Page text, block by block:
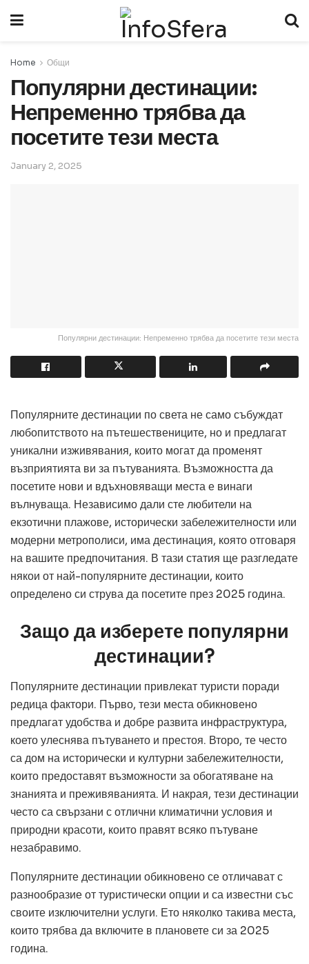
Home Общи
Популярни дестинации:
Непременно трябва да
посетите тези места
January 2, 2025
Популярни дестинации: Непременно трябва да посетите тези места
Популярните дестинации по света не само събуждат
любопитството на пътешествениците, но и предлагат
уникални изживявания, които могат да променят
възприятията ви за пътуванията. Възможността да
посетите нови и вдъхновяващи места е винаги
вълнуваща. Независимо дали сте любители на
екзотични плажове, исторически забележителности или
модерни метрополиси, има дестинация, която отговаря
на вашите предпочитания. В тази статия ще разгледате
някои от най-популярните дестинации, които
определено си струва да посетите през 2025 година.
Защо да изберете популярни
дестинации?
Популярните дестинации привлекат туристи поради
редица фактори. Първо, тези места обикновено
предлагат удобства и добре развита инфраструктура,
което улеснява пътуването и престоя. Второ, те често
са дом на исторически и културни забележителности,
които предоставят възможности за обогатяване на
знанията и преживяванията. И накрая, тези дестинации
често са свързани с отлични климатични условия и
природни красоти, които правят всяко пътуване
незабравимо.
Популярните дестинации обикновено се отличават с
разнообразие от туристически опции и са известни със
своите изключителни услуги. Ето няколко такива места,
които трябва да включите в плановете си за 2025
година.